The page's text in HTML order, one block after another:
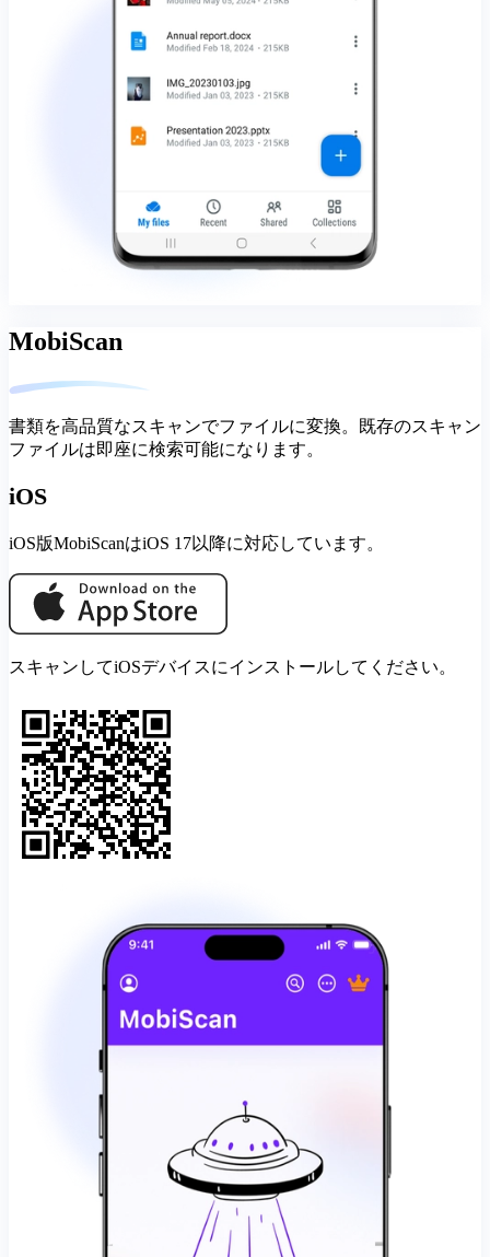
MobiScan
書類を高品質なスキャンでファイルに変換。既存のスキャン
ファイルは即座に検索可能になります。
iOS
iOS版MobiScanはiOS 17以降に対応しています。
スキャンしてiOSデバイスにインストールしてください。